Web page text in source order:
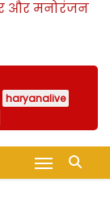
और मनोरंजन
haryanalive